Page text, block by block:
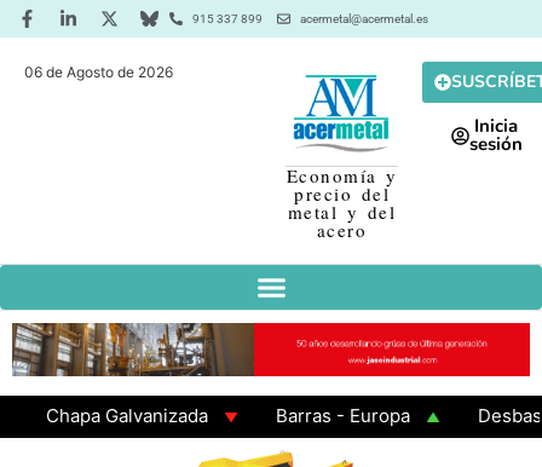
915 337 899 acermetal@acermetal.es
06 de Agosto de 2026
Economía y
precio del
metal y del
acero
Inicia
sesión
Chapa Galvanizada Barras - Europa
Desbaste
GAMA 3 - Cuadrados 200x200x8